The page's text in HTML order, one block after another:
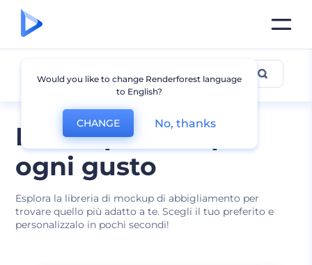
Mockup moda per
ogni gusto
Esplora la libreria di mockup di abbigliamento per
trovare quello più adatto a te. Scegli il tuo preferito e
personalizzalo in pochi secondi!
Altri mockup di
Would you like to change Renderforest language
to English?
CHANGE No, thanks